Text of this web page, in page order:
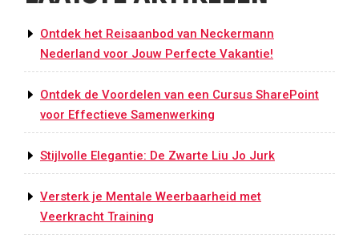
Ontdek het Reisaanbod van Neckermann
Nederland voor Jouw Perfecte Vakantie!
Ontdek de Voordelen van een Cursus SharePoint
voor Effectieve Samenwerking
Stijlvolle Elegantie: De Zwarte Liu Jo Jurk
Versterk je Mentale Weerbaarheid met
Veerkracht Training